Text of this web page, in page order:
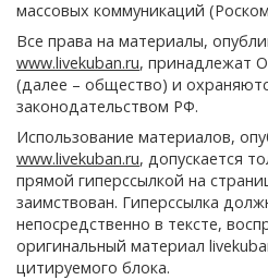
массовых коммуникаций
Все права на материалы,
www.livekuban.ru, принадлежат
(далее – общество) и
законодательством РФ.
Использование материалов,
www.livekuban.ru, допускается
прямой гиперссылкой на
заимствован. Гиперссылка
непосредственно в тексте,
оригинальный материал
цитируемого блока.